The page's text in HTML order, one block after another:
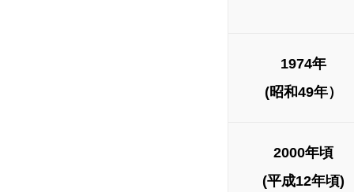
1974年
(昭和49年）
2000年頃
(平成12年頃)